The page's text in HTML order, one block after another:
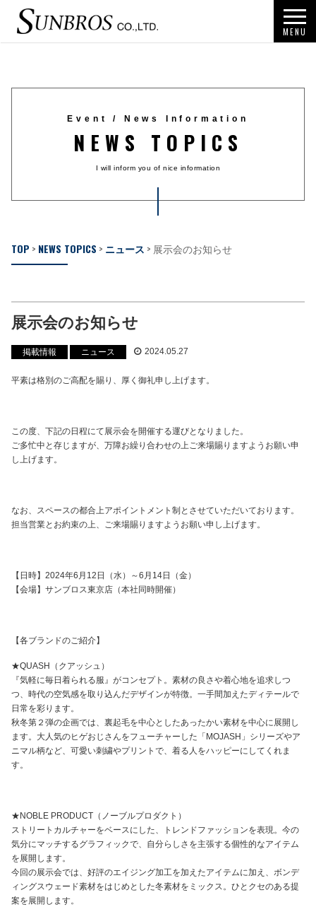
MENU
Event / News Information
NEWS TOPICS
I will inform you of nice information
TOP > NEWS TOPICS > ニュース > 展示会のお知らせ
展示会のお知らせ
掲載情報 ニュース 2024.05.27
平素は格別のご高配を賜り、厚く御礼申し上げます。
この度、下記の日程にて展示会を開催する運びとなりました。
ご多忙中と存じますが、万障お繰り合わせの上ご来場賜りますようお願い申
し上げます。
なお、スペースの都合上アポイントメント制とさせていただいております。
担当営業とお約束の上、ご来場賜りますようお願い申し上げます。
【日時】2024年6月12日（水）～6月14日（金）
【会場】サンブロス東京店（本社同時開催）
【各ブランドのご紹介】
★QUASH（クアッシュ）
『気軽に毎日着られる服』がコンセプト。素材の良さや着心地を追求しつ
つ、時代の空気感を取り込んだデザインが特徴。一手間加えたディテールで
日常を彩ります。
秋冬第２弾の企画では、裏起毛を中心としたあったかい素材を中心に展開し
ます。大人気のヒゲおじさんをフューチャーした「MOJASH」シリーズやア
ニマル柄など、 可愛い刺繍やプリントで、着る人をハッピーにしてくれま
す。
★NOBLE PRODUCT（ノーブルプロダクト）
ストリートカルチャーをベースにした、トレンドファッションを表現。今の
気分にマッチするグラフィックで、自分らしさを主張する個性的なアイテム
を展開します。
今回の展示会では、好評のエイジング加工を加えたアイテムに加え、ボンデ
ィングスウェード素材をはじめとした冬素材をミックス。ひとクセのある提
案を展開します。